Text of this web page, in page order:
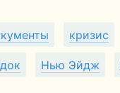
кризис
Нью Эйдж